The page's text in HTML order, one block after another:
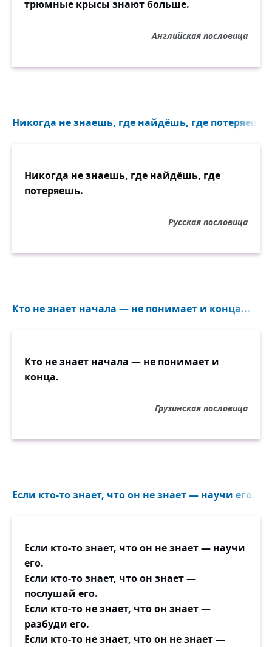
трюмные крысы знают больше.
Английская пословица
Никогда не знаешь, где найдёшь, где
Никогда не знаешь, где найдёшь, где
потеряешь.
Русская пословица
Кто не знает начала — не понимает и конца...
Кто не знает начала — не понимает и
конца.
Грузинская пословица
Если кто-то знает, что он не знает — научи его.
Если кто-то знает, что он не знает — научи
его.
Если кто-то знает, что он знает —
послушай его.
Если кто-то не знает, что он знает —
разбуди его.
Если кто-то не знает, что он не знает —